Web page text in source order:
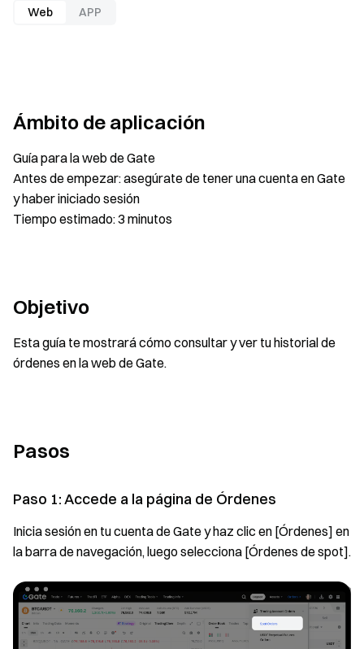
Web APP
Ámbito de aplicación
Guía para la web de Gate
Antes de empezar: asegúrate de tener una cuenta en Gate
y haber iniciado sesión
Tiempo estimado: 3 minutos
Objetivo
Esta guía te mostrará cómo consultar y ver tu historial de
órdenes en la web de Gate.
Pasos
Paso 1: Accede a la página de Órdenes
Inicia sesión en tu cuenta de Gate y haz clic en [Órdenes] en
la barra de navegación, luego selecciona [Órdenes de spot].